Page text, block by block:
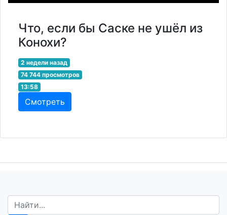
Что, если бы Саске не ушёл из
Конохи?
2 недели назад
74 744 просмотров
13:58
Смотреть